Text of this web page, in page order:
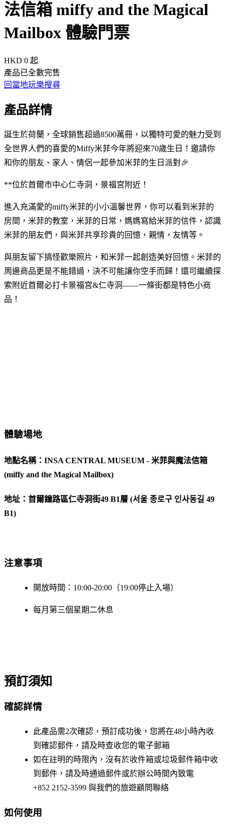
法信箱 miffy and the Magical
Mailbox 體驗門票
HKD 0 起
產品已全數完售
回當地玩樂搜尋
產品詳情
誕生於荷蘭，全球銷售超過8500萬冊，以獨特可愛的魅力受到
全世界人們的喜愛的Miffy米菲今年將迎來70歲生日！邀請你
和你的朋友、家人、情侶一起參加米菲的生日派對🎉
**位於首爾市中心仁寺洞，景福宮附近！
進入充滿愛的miffy米菲的小小溫馨世界，你可以看到米菲的
房間，米菲的教室，米菲的日常，媽媽寫給米菲的信件，認識
米菲的朋友們，與米菲共享珍貴的回憶，親情，友情等。
與朋友留下搞怪歡樂照片，和米菲一起創造美好回憶。米菲的
周邊商品更是不能錯過，決不可能讓你空手而歸！還可繼續探
索附近首爾必打卡景福宮&仁寺洞——一條街都是特色小商
品！
體驗場地
地點名稱：INSA CENTRAL MUSEUM - 米菲與魔法信箱
(miffy and the Magical Mailbox)
地址：首爾鐘路區仁寺洞街49 B1層 (서울 종로구 인사동길 49
B1)
注意事項
開放時間：10:00-20:00（19:00停止入場）
每月第三個星期二休息
預訂須知
確認詳情
此產品需2次確認，預訂成功後，您將在48小時內收
到確認郵件，請及時查收您的電子郵箱
如在註明的時限內，沒有於收件箱或垃圾郵件箱中收
到郵件，請及時通過郵件或於辦公時間內致電
+852 2152-3599 與我們的旅遊顧問聯絡
如何使用